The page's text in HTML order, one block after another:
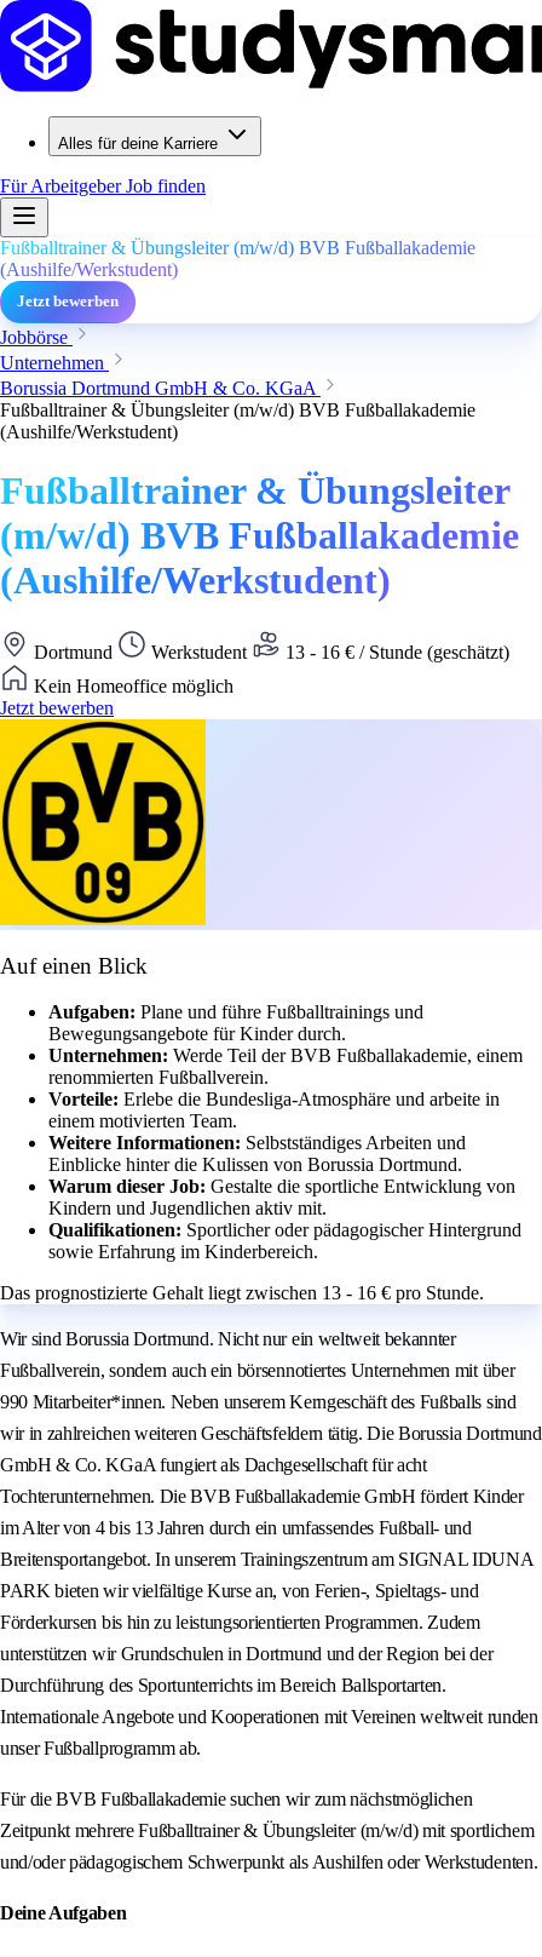
Alles für deine Karriere
Für ArbeitgeberJob finden
Fußballtrainer & Übungsleiter (m/w/d) BVB Fußballakademie
(Aushilfe/Werkstudent)
Jetzt bewerben
Jobbörse
Unternehmen
Borussia Dortmund GmbH & Co. KGaA
Fußballtrainer & Übungsleiter (m/w/d) BVB Fußballakademie
(Aushilfe/Werkstudent)
Fußballtrainer & Übungsleiter
(m/w/d) BVB Fußballakademie
(Aushilfe/Werkstudent)
Dortmund Werkstudent
13 - 16 € / Stunde (geschätzt)
Kein Homeoffice möglich
Jetzt bewerben
Auf einen Blick
Aufgaben: Plane und führe Fußballtrainings und
Bewegungsangebote für Kinder durch.
Unternehmen: Werde Teil der BVB Fußballakademie, einem
renommierten Fußballverein.
Vorteile: Erlebe die Bundesliga-Atmosphäre und arbeite in
einem motivierten Team.
Weitere Informationen: Selbstständiges Arbeiten und
Einblicke hinter die Kulissen von Borussia Dortmund.
Warum dieser Job: Gestalte die sportliche Entwicklung von
Kindern und Jugendlichen aktiv mit.
Qualifikationen: Sportlicher oder pädagogischer Hintergrund
sowie Erfahrung im Kinderbereich.
Das prognostizierte Gehalt liegt zwischen 13 - 16 € pro Stunde.
Wir sind Borussia Dortmund. Nicht nur ein weltweit bekannter
Fußballverein, sondern auch ein börsennotiertes Unternehmen mit über
990 Mitarbeiter*innen. Neben unserem Kerngeschäft des Fußballs sind
wir in zahlreichen weiteren Geschäftsfeldern tätig. Die Borussia Dortmund
GmbH & Co. KGaA fungiert als Dachgesellschaft für acht
Tochterunternehmen. Die BVB Fußballakademie GmbH fördert Kinder
im Alter von 4 bis 13 Jahren durch ein umfassendes Fußball- und
Breitensportangebot. In unserem Trainingszentrum am SIGNAL IDUNA
PARK bieten wir vielfältige Kurse an, von Ferien-, Spieltags- und
Förderkursen bis hin zu leistungsorientierten Programmen. Zudem
unterstützen wir Grundschulen in Dortmund und der Region bei der
Durchführung des Sportunterrichts im Bereich Ballsportarten.
Internationale Angebote und Kooperationen mit Vereinen weltweit runden
unser Fußballprogramm ab.
Für die BVB Fußballakademie suchen wir zum nächstmöglichen
Zeitpunkt mehrere Fußballtrainer & Übungsleiter (m/w/d) mit sportlichem
und/oder pädagogischem Schwerpunkt als Aushilfen oder Werkstudenten.
Deine Aufgaben